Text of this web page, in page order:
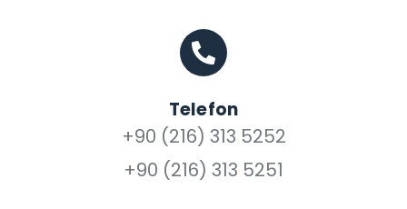
Telefon
+90 (216) 313 5252
+90 (216) 313 5251